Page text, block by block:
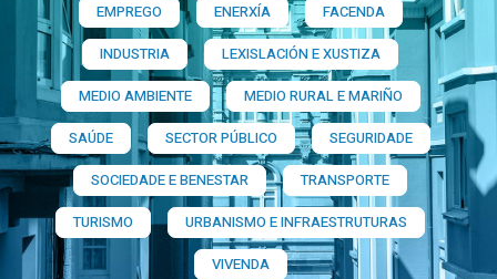
EMPREGO
ENERXÍA
FACENDA
INDUSTRIA
LEXISLACIÓN E XUSTIZA
MEDIO AMBIENTE
MEDIO RURAL E MARIÑO
SAÚDE
SECTOR PÚBLICO
SEGURIDADE
SOCIEDADE E BENESTAR
TRANSPORTE
TURISMO
URBANISMO E INFRAESTRUTURAS
VIVENDA